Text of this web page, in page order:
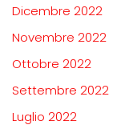
Dicembre 2022
Novembre 2022
Ottobre 2022
Settembre 2022
Luglio 2022